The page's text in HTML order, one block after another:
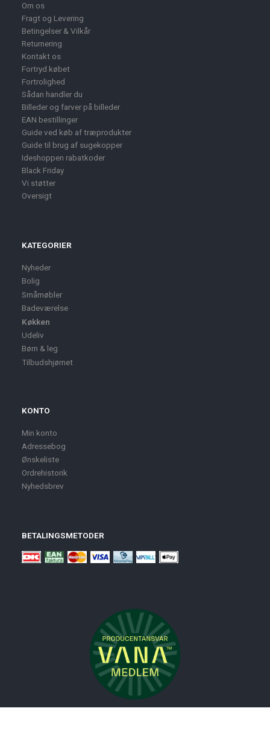
Om os
Fragt og Levering
Betingelser & Vilkår
Returnering
Kontakt os
Fortryd købet
Fortrolighed
Sådan handler du
Billeder og farver på billeder
EAN bestillinger
Guide ved køb af træprodukter
Guide til brug af sugekopper
Ideshoppen rabatkoder
Black Friday
Vi støtter
Oversigt
KATEGORIER
Nyheder
Bolig
Småmøbler
Badeværelse
Køkken
Udeliv
Børn & leg
Tilbudshjørnet
KONTO
Min konto
Adressebog
Ønskeliste
Ordrehistorik
Nyhedsbrev
BETALINGSMETODER